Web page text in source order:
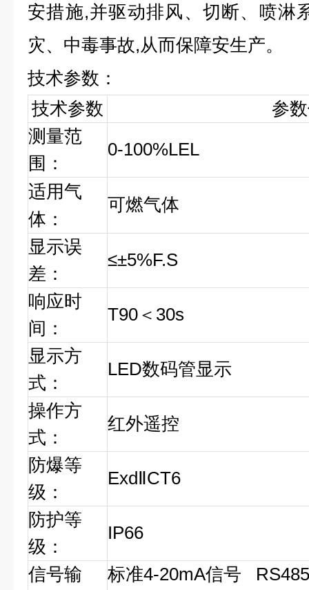
安措施,并驱动排风、切断、喷淋
灾、中毒事故,从而保障安生产。
技术参数：
技术参数
参
测量范
围：
0-100%LEL
适用气
体：
可燃气体
显示误
差：
≤±5%F.S
响应时
间：
T90＜30s
显示方
式：
LED数码管显示
操作方
式：
红外遥控
防爆等
级：
ExdⅡCT6
防护等
级：
IP66
信号输
标准4-20mA信号